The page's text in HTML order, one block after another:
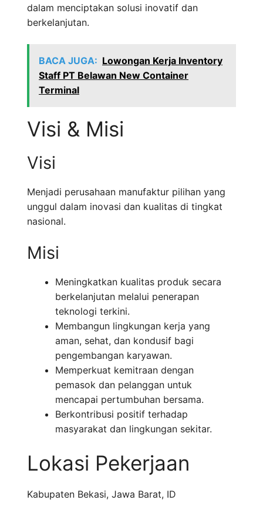
dalam menciptakan solusi inovatif dan
berkelanjutan.
BACA JUGA: Lowongan Kerja Inventory
Staff PT Belawan New Container
Terminal
Visi & Misi
Visi
Menjadi perusahaan manufaktur pilihan yang
unggul dalam inovasi dan kualitas di tingkat
nasional.
Misi
Meningkatkan kualitas produk secara
berkelanjutan melalui penerapan
teknologi terkini.
Membangun lingkungan kerja yang
aman, sehat, dan kondusif bagi
pengembangan karyawan.
Memperkuat kemitraan dengan
pemasok dan pelanggan untuk
mencapai pertumbuhan bersama.
Berkontribusi positif terhadap
masyarakat dan lingkungan sekitar.
Lokasi Pekerjaan
Kabupaten Bekasi, Jawa Barat, ID